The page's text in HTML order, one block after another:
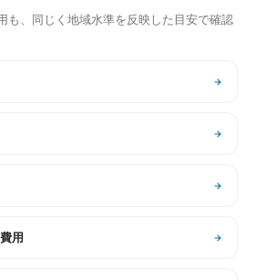
も、同じく地域水準を反映した目安で確認
用